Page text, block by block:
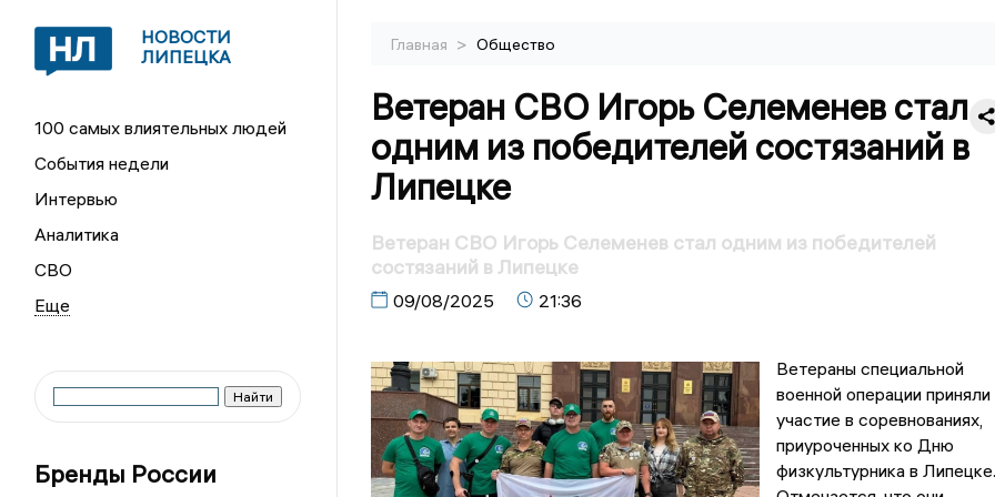
НОВОСТИ
ЛИПЕЦКА
100 самых влиятельных людей
События недели
Интервью
Аналитика
СВО
Бренды России
Главная > Общество
Ветеран СВО Игорь Селеменев стал
одним из победителей состязаний в
Липецке
Ветеран СВО Игорь Селеменев стал одним из победителей
состязаний в Липецке
09/08/2025 21:36
Ветераны специальной
военной операции приняли
участие в соревнованиях,
приуроченных ко Дню
физкультурника в Липецке.